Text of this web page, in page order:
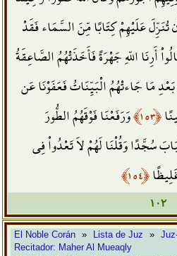
عَلَيْهِمْ كِتَابًا مِّنَ السَّمَاء فَقَدْ
أَرِنَا اللّهِ جَهْرَةً فَأَخَذَتْهُمُ الصَّاعِقَةُ
مَا جَاءتْهُمُ الْبَيِّنَاتُ فَعَفَوْنَا عَن
﴿١٥٣﴾
وَرَفَعْنَا فَوْقَهُمُ الطُّورَ
سُجَّدًا وَقُلْنَا لَهُمْ لاَ تَعْدُواْ فِي
﴿١٥٤﴾
١٠٢
El Noble Corán » Lista de Juz »
Recitador: Maher Al Mueaqly